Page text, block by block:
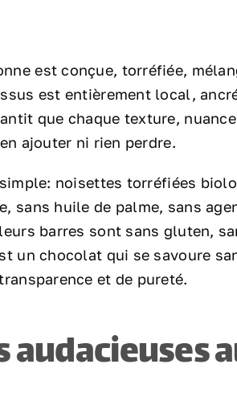
est conçue, torréfiée,
est entièrement local,
que chaque texture,
ajouter ni rien perdre.
noisettes torréfiées
sans huile de palme, sans
barres sont sans gluten,
un chocolat qui se savoure
et de pureté.
audacieuses